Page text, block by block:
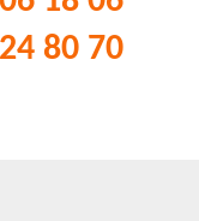
80 70